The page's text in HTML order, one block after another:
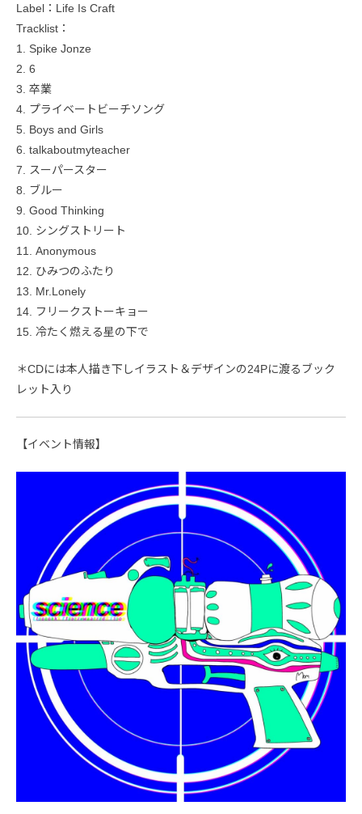
Label：Life Is Craft
Tracklist：
1. Spike Jonze
2. 6
3. 卒業
4. プライベートビーチソング
5. Boys and Girls
6. talkaboutmyteacher
7. スーパースター
8. ブルー
9. Good Thinking
10. シングストリート
11. Anonymous
12. ひみつのふたり
13. Mr.Lonely
14. フリークストーキョー
15. 冷たく燃える星の下で
＊CDには本人描き下しイラスト＆デザインの24Pに渡るブック
レット入り
【イベント情報】